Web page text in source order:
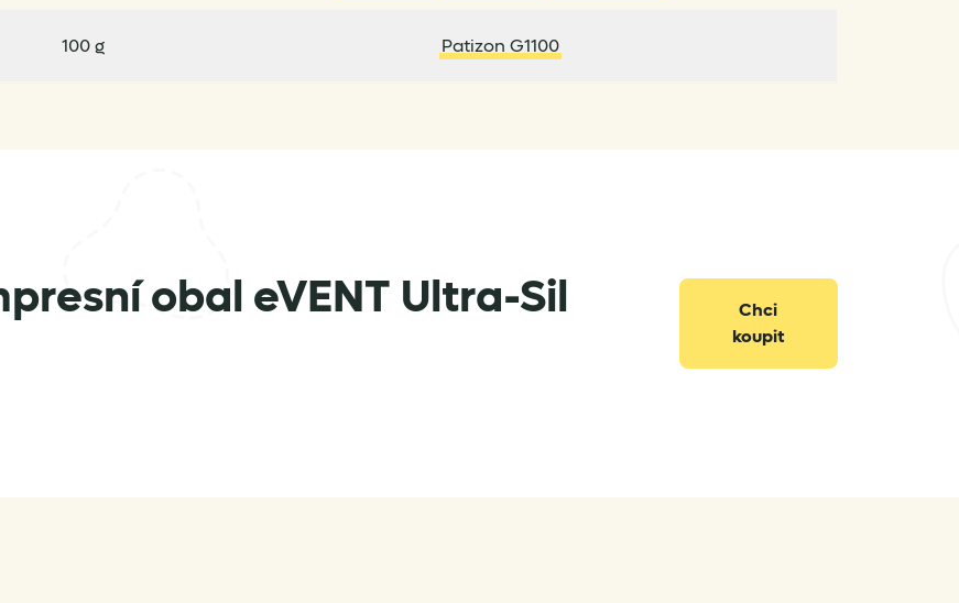
100 g Patizon G1100
obal eVENT Ultra-Sil
Chci
koupit